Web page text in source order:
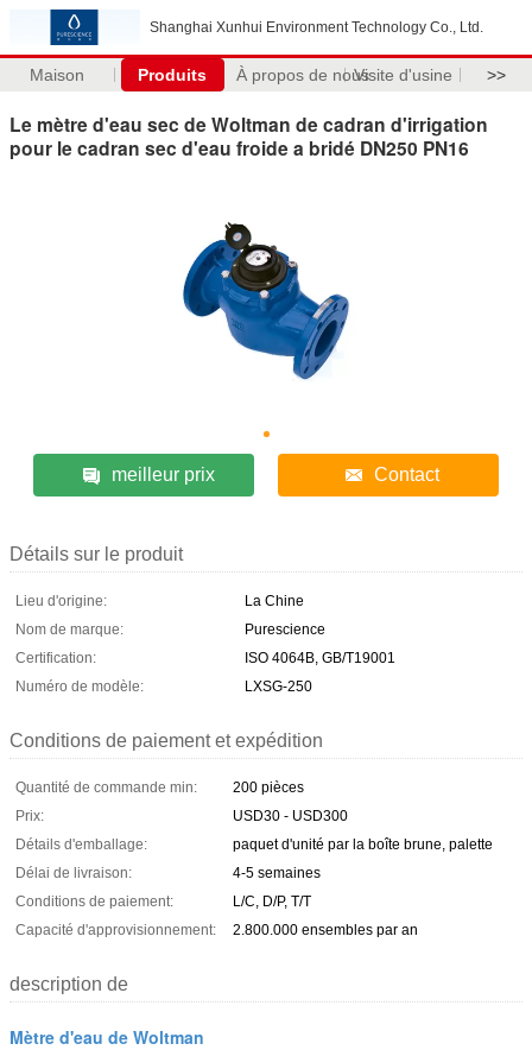
Shanghai Xunhui Environment Technology Co., Ltd.
Maison Produits À propos de nousVisite d'usine >>
Le mètre d'eau sec de Woltman de cadran d'irrigation
pour le cadran sec d'eau froide a bridé DN250 PN16
meilleur prix Contact
Détails sur le produit
Lieu d'origine:
La Chine
Nom de marque:
Purescience
Certification:
ISO 4064B, GB/T19001
Numéro de modèle:
LXSG-250
Conditions de paiement et expédition
Quantité de commande min:
200 pièces
Prix:
USD30 - USD300
Détails d'emballage:
paquet d'unité par la boîte brune, palette
Délai de livraison:
4-5 semaines
Conditions de paiement:
L/C, D/P, T/T
Capacité d'approvisionnement:
2.800.000 ensembles par an
description de
Mètre d'eau de Woltman